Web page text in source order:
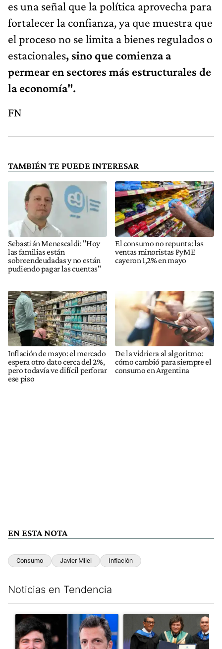
es una señal que la política aprovecha para
fortalecer la confianza, ya que muestra que
el proceso no se limita a bienes regulados o
estacionales, sino que comienza a
permear en sectores más estructurales de
la economía".
FN
TAMBIÉN TE PUEDE INTERESAR
Sebastián Menescaldi: "Hoy
las familias están
sobreendeudadas y no están
pudiendo pagar las cuentas"
El consumo no repunta: las
ventas minoristas PyME
cayeron 1,2% en mayo
Inflación de mayo: el mercado
espera otro dato cerca del 2%,
pero todavía ve difícil perforar
ese piso
De la vidriera al algoritmo:
cómo cambió para siempre el
consumo en Argentina
EN ESTA NOTA
Consumo Javier Milei Inflación
Noticias en Tendencia
Un artículo de tendencia con el título "Los gobernadores
Un artículo de tendencia